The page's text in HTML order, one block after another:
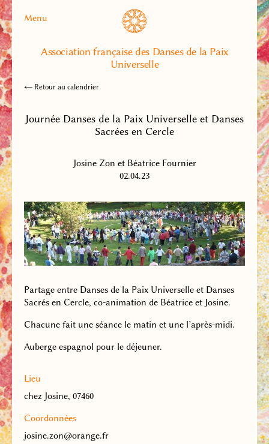
Menu
Association française des Danses de la Paix
Universelle
← Retour au calendrier
Journée Danses de la Paix Universelle et Danses
Sacrées en Cercle
Josine Zon et Béatrice Fournier
02.04.23
Partage entre Danses de la Paix Universelle et Danses
Sacrés en Cercle, co-animation de Béatrice et Josine.
Chacune fait une séance le matin et une l’après-midi.
Auberge espagnol pour le déjeuner.
Lieu
chez Josine, 07460
Coordonnées
josine.zon@orange.fr